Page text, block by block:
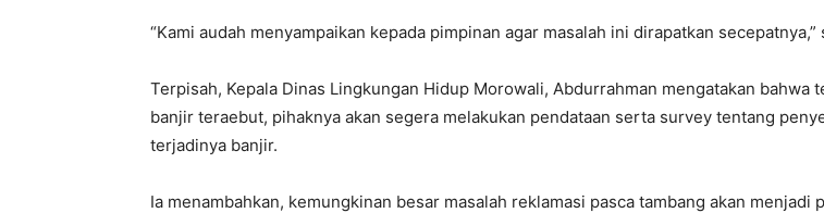
“Kami audah menyampaikan kepada pimpinan agar masalah ini dirapatkan secepatnya,”
Terpisah, Kepala Dinas Lingkungan Hidup Morowali, Abdurrahman mengatakan bahwa
banjir teraebut, pihaknya akan segera melakukan pendataan serta survey tentang
terjadinya banjir.
Ia menambahkan, kemungkinan besar masalah reklamasi pasca tambang akan menjadi